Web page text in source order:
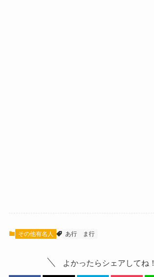
その他有名人 あ行 ま行
よかったらシェアしてね！